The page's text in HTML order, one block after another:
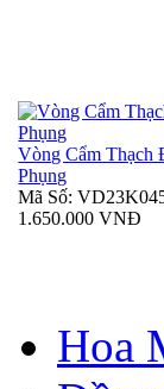
Vòng Cẩm Thạch
Phụng
Mã Số:
1.650.000 VNĐ
Hoa